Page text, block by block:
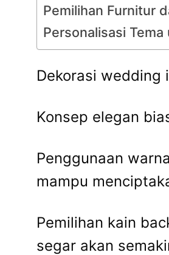
Pemilihan Furnitur
Personalisasi
Dekorasi wedding
Konsep elegan
Penggunaan
mampu
Pemilihan kain
segar akan